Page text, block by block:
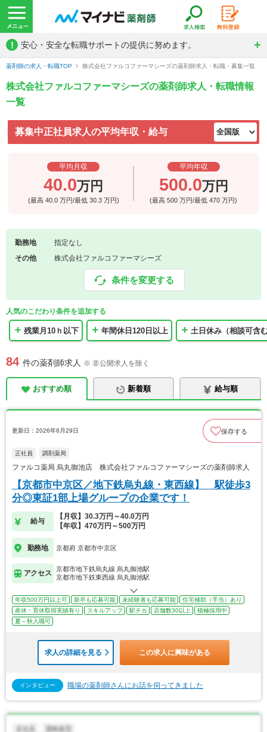
! 安心・安全な転職サポートの提供に努めます。
薬剤師の求人・転職TOP 株式会社ファルコファーマシーズの薬剤師求人・転職・募集一覧
株式会社ファルコファーマシーズの薬剤師求人・転職情報
一覧
募集中正社員求人の平均年収・給与
平均月収
40.0万円
(最高 40.0 万円/最低 30.3 万円)
平均年収
500.0万円
(最高500万円/最低470万円)
勤務地
指定なし
その他
株式会社ファルコファーマシーズ
条件を変更する
人気のこだわり条件を追加する
残業月10ｈ以下 年間休日120日以上 土日休み（相談可含
84 件の薬剤師求人 ※ 非公開求人を除く
おすすめ順 新着順 給与順
更新日：2026年6月29日 保存する
正社員 調剤薬局
ファルコ薬局 烏丸御池店 株式会社ファルコファーマシーズの薬剤師求人
【京都市中京区／地下鉄烏丸線・東西線】 駅徒歩3
分◎東証1部上場グループの企業です！
給与
【月収】30.3万円～40.0万円
【年収】470万円～500万円
勤務地 京都府 京都市中京区
アクセス
京都市地下鉄烏丸線 烏丸御池駅
京都市地下鉄東西線 烏丸御池駅
年収500万円以上可 新卒も応募可能 未経験者も応募可能
住宅補助（手当）あり
産休・育休取得実績有り
スキルアップ 駅チカ 店舗数30以上
積極採用中
夏～秋入職可
求人の詳細を見る この求人に興味がある
インタビュー 職場の薬剤師さんにお話を伺ってきました